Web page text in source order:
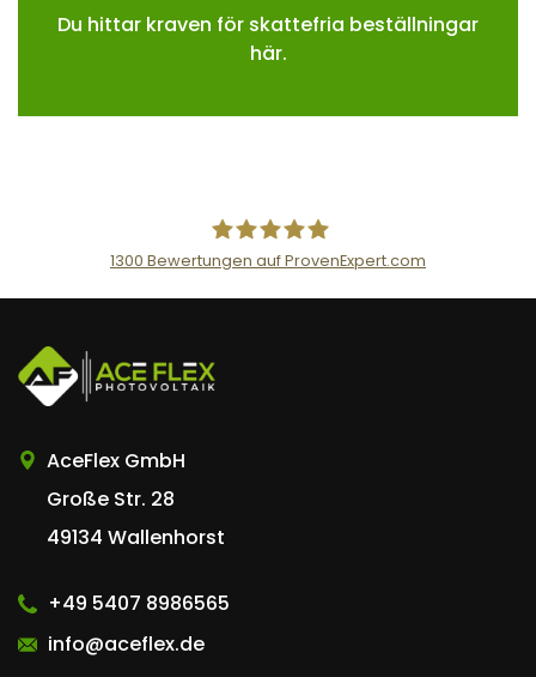
Du hittar kraven för skattefria beställningar
här.
AceFlex GmbH
1300 Bewertungen auf ProvenExpert.com
AceFlex GmbH
Große Str. 28
49134 Wallenhorst
+49 5407 8986565
info@aceflex.de